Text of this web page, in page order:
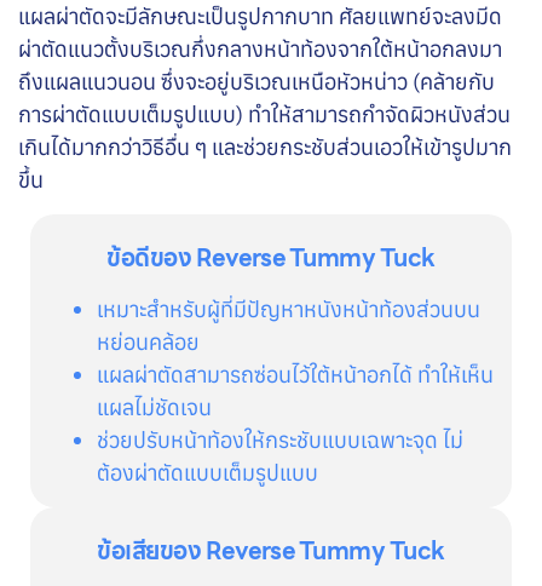
แผลผ่าตัดจะมีลักษณะเป็นรูปกากบาท ศัลยแพทย์จะลงมีด
ผ่าตัดแนวตั้งบริเวณกึ่งกลางหน้าท้องจากใต้หน้าอกลงมา
ถึงแผลแนวนอน ซึ่งจะอยู่บริเวณเหนือหัวหน่าว (คล้ายกับ
การผ่าตัดแบบเต็มรูปแบบ) ทำให้สามารถกำจัดผิวหนังส่วน
เกินได้มากกว่าวิธีอื่น ๆ และช่วยกระชับส่วนเอวให้เข้ารูปมาก
ขึ้น
ข้อดีของ Reverse Tummy Tuck
เหมาะสำหรับผู้ที่มีปัญหาหนังหน้าท้องส่วนบน
หย่อนคล้อย
แผลผ่าตัดสามารถซ่อนไว้ใต้หน้าอกได้ ทำให้เห็น
แผลไม่ชัดเจน
ช่วยปรับหน้าท้องให้กระชับแบบเฉพาะจุด ไม่
ต้องผ่าตัดแบบเต็มรูปแบบ
ข้อเสียของ Reverse Tummy Tuck